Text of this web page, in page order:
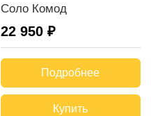
Соло Комод
22 950 ₽
Подробнее
Купить